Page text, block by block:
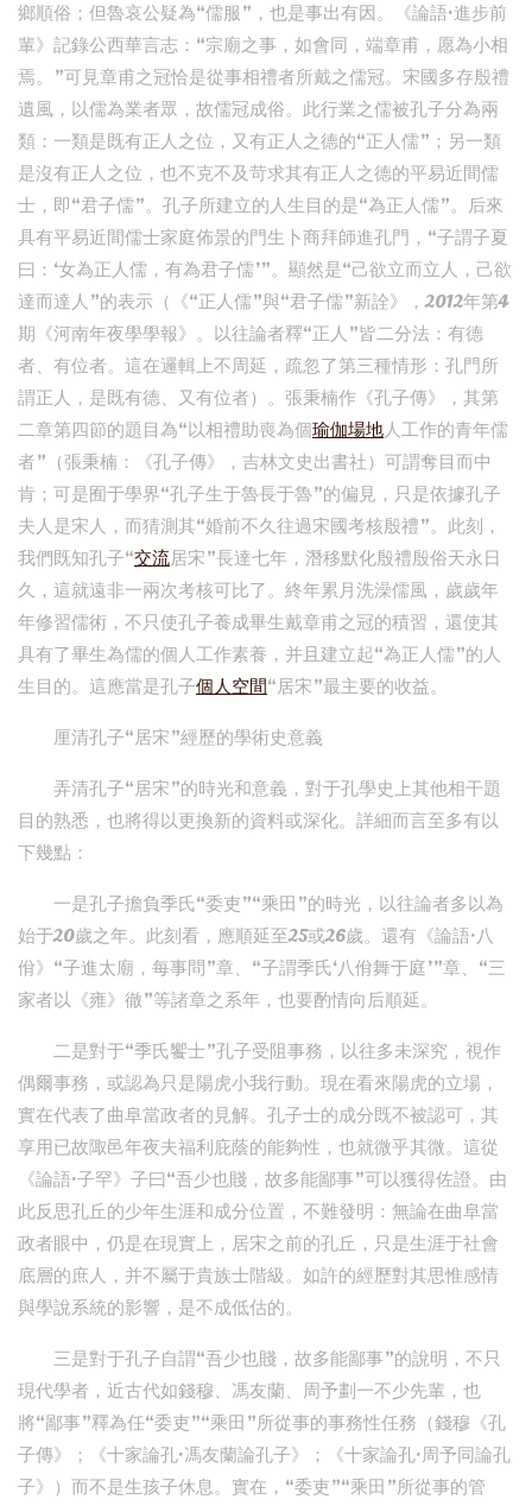
鄉順俗；但魯哀公疑為“儒服”，也是事出有因。《論語·進步前
輩》記錄公西華言志：“宗廟之事，如會同，端章甫，愿為小相
焉。”可見章甫之冠恰是從事相禮者所戴之儒冠。宋國多存殷禮
遺風，以儒為業者眾，故儒冠成俗。此行業之儒被孔子分為兩
類：一類是既有正人之位，又有正人之德的“正人儒”；另一類
是沒有正人之位，也不克不及苛求其有正人之德的平易近間儒
士，即“君子儒”。孔子所建立的人生目的是“為正人儒”。后來
具有平易近間儒士家庭佈景的門生卜商拜師進孔門，“子謂子夏
曰：‘女為正人儒，有為君子儒’”。顯然是“己欲立而立人，己欲
達而達人”的表示（《“正人儒”與“君子儒”新詮》，2012年第4
期《河南年夜學學報》。以往論者釋“正人”皆二分法：有德
者、有位者。這在邏輯上不周延，疏忽了第三種情形：孔門所
謂正人，是既有德、又有位者）。張秉楠作《孔子傳》，其第
二章第四節的題目為“以相禮助喪為個瑜伽場地人工作的青年儒
者”（張秉楠：《孔子傳》，吉林文史出書社）可謂奪目而中
肯；可是囿于學界“孔子生于魯長于魯”的偏見，只是依據孔子
夫人是宋人，而猜測其“婚前不久往過宋國考核殷禮”。此刻，
我們既知孔子“交流居宋”長達七年，潛移默化殷禮殷俗天永日
久，這就遠非一兩次考核可比了。終年累月洗澡儒風，歲歲年
年修習儒術，不只使孔子養成畢生戴章甫之冠的積習，還使其
具有了畢生為儒的個人工作素養，并且建立起“為正人儒”的人
生目的。這應當是孔子個人空間“居宋”最主要的收益。
厘清孔子“居宋”經歷的學術史意義
弄清孔子“居宋”的時光和意義，對于孔學史上其他相干題
目的熟悉，也將得以更換新的資料或深化。詳細而言至多有以
下幾點：
一是孔子擔負季氏“委吏”“乘田”的時光，以往論者多以為
始于20歲之年。此刻看，應順延至25或26歲。還有《論語·八
佾》“子進太廟，每事問”章、“子謂季氏‘八佾舞于庭’”章、“三
家者以《雍》徹”等諸章之系年，也要酌情向后順延。
二是對于“季氏饗士”孔子受阻事務，以往多未深究，視作
偶爾事務，或認為只是陽虎小我行動。現在看來陽虎的立場，
實在代表了曲阜當政者的見解。孔子士的成分既不被認可，其
享用已故陬邑年夜夫福利庇蔭的能夠性，也就微乎其微。這從
《論語·子罕》子曰“吾少也賤，故多能鄙事”可以獲得佐證。由
此反思孔丘的少年生涯和成分位置，不難發明：無論在曲阜當
政者眼中，仍是在現實上，居宋之前的孔丘，只是生涯于社會
底層的庶人，并不屬于貴族士階級。如許的經歷對其思惟感情
與學說系統的影響，是不成低估的。
三是對于孔子自謂“吾少也賤，故多能鄙事”的說明，不只
現代學者，近古代如錢穆、馮友蘭、周予劃一不少先輩，也
將“鄙事”釋為任“委吏”“乘田”所從事的事務性任務（錢穆《孔
子傳》；《十家論孔·馮友蘭論孔子》；《十家論孔·周予同論孔
子》）而不是生孩子休息。實在，“委吏”“乘田”所從事的管